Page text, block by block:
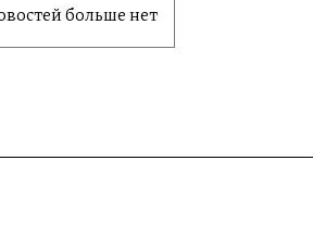
больше нет